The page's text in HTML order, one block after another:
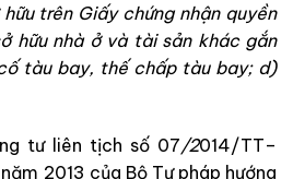
trên Giấy chứng nhận quyền
hữu nhà ở và tài sản khác gắn
tàu bay, thế chấp tàu bay; d)
tư liên tịch số 07/2014/TT–
năm 2013 của Bộ Tư pháp hướng